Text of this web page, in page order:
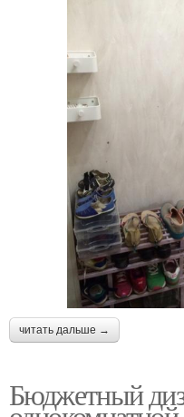
читать дальше →
Бюджетный